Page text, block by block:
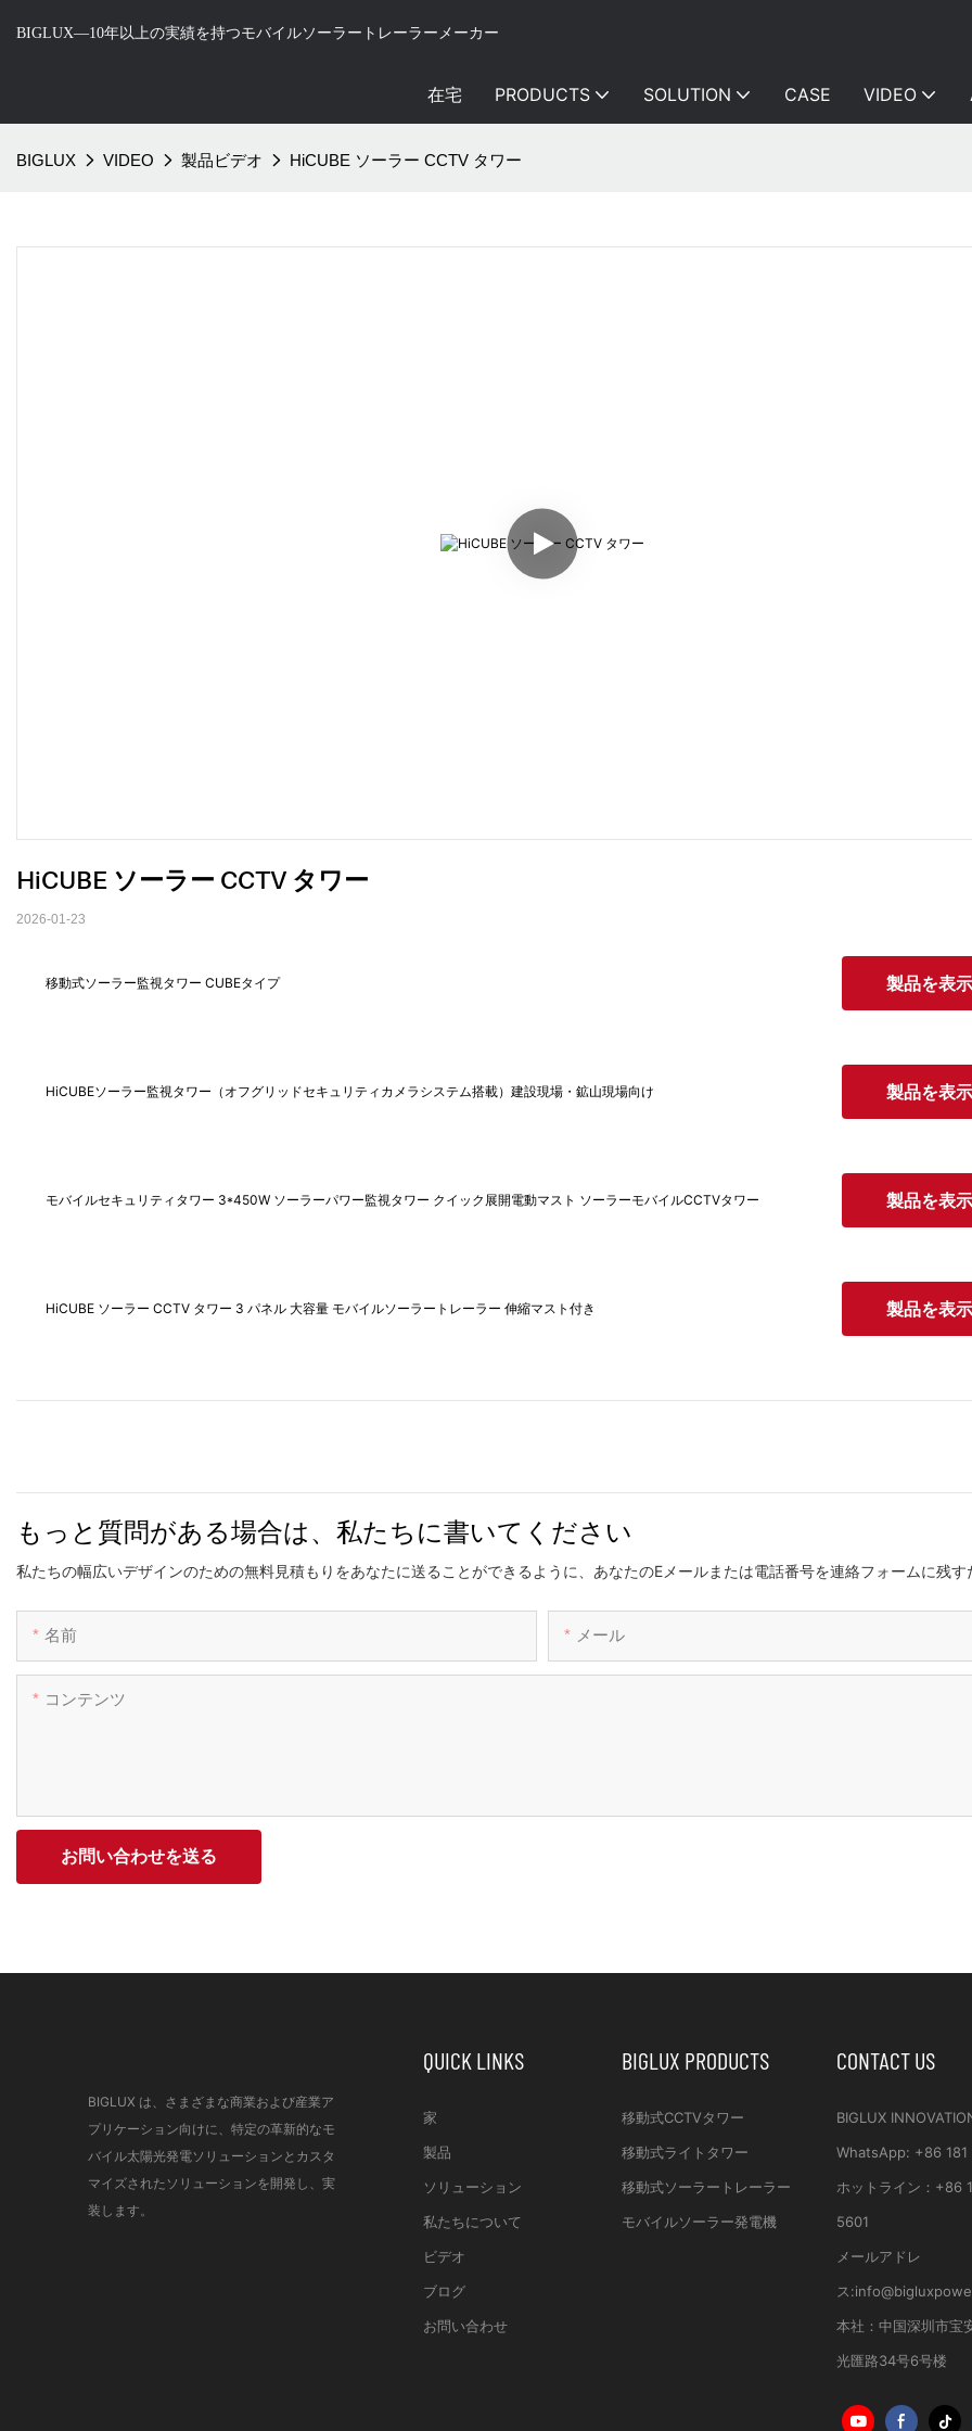
BIGLUX—10年以上の実績を持つモバイルソーラートレーラーメーカー
在宅 PRODUCTS SOLUTION CASE VIDEO
BIGLUX VIDEO 製品ビデオ HiCUBE ソーラー CCTV タワー
HiCUBE ソーラー CCTV タワー
2026-01-23
移動式ソーラー監視タワー CUBEタイプ 製品を表
HiCUBEソーラー監視タワー（オフグリッドセキュリティカメラシステム搭載）建設現場・鉱山現場向け 製品を表
モバイルセキュリティタワー 3*450W ソーラーパワー監視タワー クイック展開電動マスト ソーラーモバイルCCTVタワー 製品を表
HiCUBE ソーラー CCTV タワー 3 パネル 大容量 モバイルソーラートレーラー 伸縮マスト付き 製品を表
もっと質問がある場合は、私たちに書いてください
私たちの幅広いデザインのための無料見積もりをあなたに送ることができるように、あなたのEメールまたは電話番号を連絡フォームに残す
名前 メール
コンテンツ
お問い合わせを送る
BIGLUX は、さまざまな商業および産業ア
プリケーション向けに、特定の革新的なモ
バイル太陽光発電ソリューションとカスタ
マイズされたソリューションを開発し、実
装します。
QUICK LINKS
家
製品
ソリューション
私たちについて
ビデオ
ブログ
お問い合わせ
BIGLUX PRODUCTS
移動式CCTVタワー
移動式ライトタワー
移動式ソーラートレーラー
モバイルソーラー発電機
CONTACT US
BIGLUX
WhatsApp: +86
ホットライン： +86
5601
メールアドレ
ス:
本社： 中国深圳市宝
光匯路34号6号楼